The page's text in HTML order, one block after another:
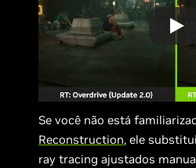
Se você não está
Reconstruction, ele
ray tracing ajustados